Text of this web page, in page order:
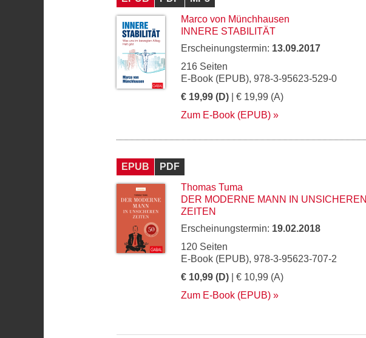
Marco von Münchhausen
INNERE STABILITÄT
Erscheinungstermin: 13.09.2017
216 Seiten
E-Book (EPUB), 978-3-95623-529-0
€ 19,99 (D) | € 19,99 (A)
Zum E-Book (EPUB)
EPUB
PDF
Thomas Tuma
DER MODERNE MANN IN UNSICHEREN
ZEITEN
Erscheinungstermin: 19.02.2018
120 Seiten
E-Book (EPUB), 978-3-95623-707-2
€ 10,99 (D) | € 10,99 (A)
Zum E-Book (EPUB)